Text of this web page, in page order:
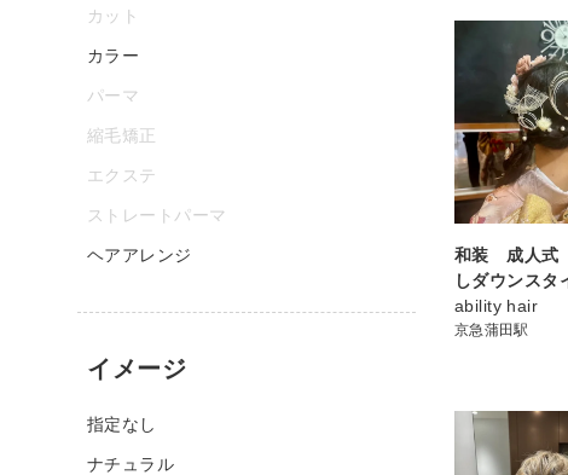
和装 成人式
しダウンスタ
ability hair
京急蒲田駅
カット
カラー
パーマ
縮毛矯正
エクステ
ストレートパーマ
ヘアアレンジ
イメージ
指定なし
ナチュラル